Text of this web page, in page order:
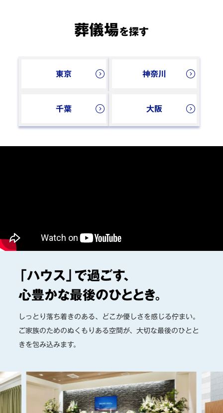
葬儀場を探す
東京 神奈川
千葉 大阪
「ハウス」で過ごす、
心豊かな最後のひととき。
しっとり落ち着きのある、どこか優しさを感じる佇まい。
ご家族のためのぬくもりある空間が、大切な最後のひとと
きを包み込みます。